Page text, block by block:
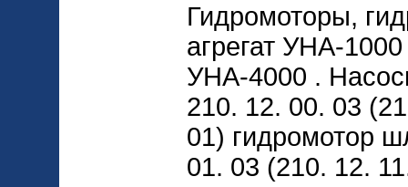
Гидромоторы,
агрегат УНА-
УНА-4000 .
210. 12. 00. 03
01) гидромотор
01. 03 (210. 12.